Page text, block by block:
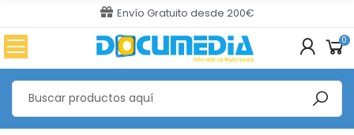
Envío Gratuito desde 200€
0